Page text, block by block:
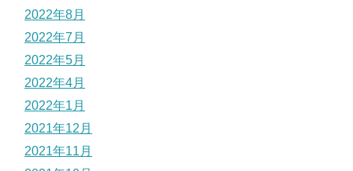
2022年8月
2022年7月
2022年5月
2022年4月
2022年1月
2021年12月
2021年11月